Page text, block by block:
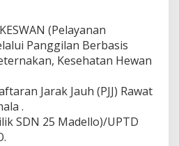
(Pelayanan
Panggilan Berbasis
Kesehatan Hewan
Jarak Jauh (PJJ) Rawat
.
SDN 25 Madello)/UPTD